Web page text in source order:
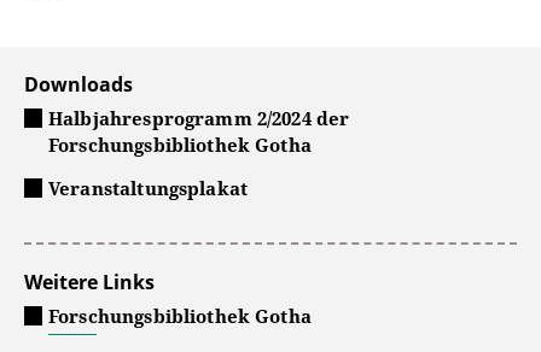
Downloads
Halbjahresprogramm 2/2024 der
Forschungsbibliothek Gotha
Veranstaltungsplakat
Weitere Links
Forschungsbibliothek Gotha